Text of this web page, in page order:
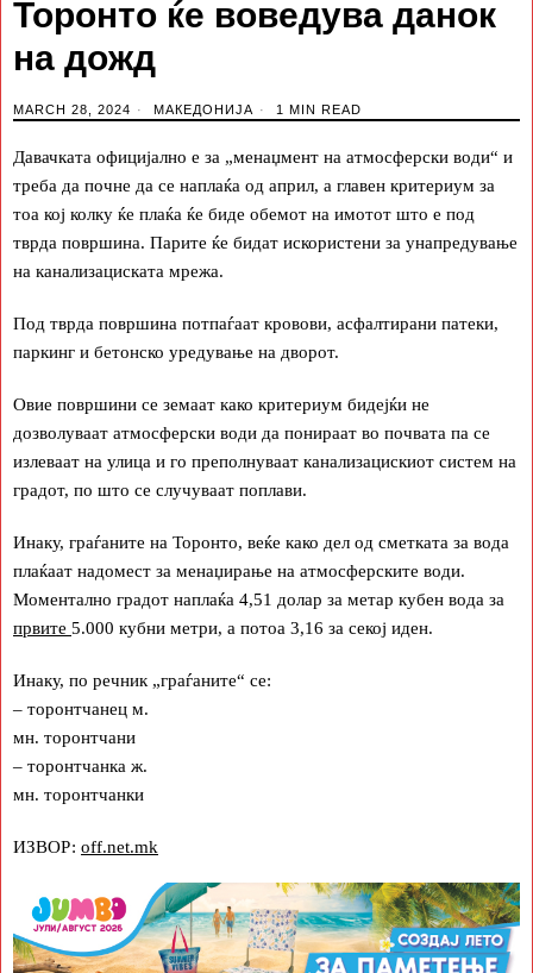
Торонто ќе воведува данок
на дожд
MARCH 28, 2024 МАКЕДОНИЈА 1 MIN READ
Давачката официјално е за „менаџмент на атмосферски води“ и
треба да почне да се наплаќа од април, а главен критериум за
тоа кој колку ќе плаќа ќе биде обемот на имотот што е под
тврда површина. Парите ќе бидат искористени за унапредување
на канализациската мрежа.
Под тврда површина потпаѓаат кровови, асфалтирани патеки,
паркинг и бетонско уредување на дворот.
Овие површини се земаат како критериум бидејќи не
дозволуваат атмосферски води да понираат во почвата па се
излеваат на улица и го преполнуваат канализацискиот систем на
градот, по што се случуваат поплави.
Инаку, граѓаните на Торонто, веќе како дел од сметката за вода
плаќаат надомест за менаџирање на атмосферските води.
Моментално градот наплаќа 4,51 долар за метар кубен вода за
првите 5.000 кубни метри, а потоа 3,16 за секој иден.
Инаку, по речник „граѓаните“ се:
– торонтчанец м.
мн. торонтчани
– торонтчанка ж.
мн. торонтчанки
ИЗВОР: off.net.mk